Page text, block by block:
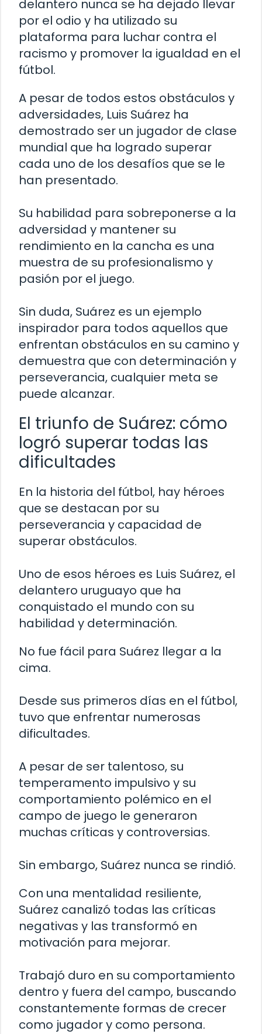
delantero nunca se ha dejado llevar
por el odio y ha utilizado su
plataforma para luchar contra el
racismo y promover la igualdad en el
fútbol.
A pesar de todos estos obstáculos y
adversidades, Luis Suárez ha
demostrado ser un jugador de clase
mundial que ha logrado superar
cada uno de los desafíos que se le
han presentado.
Su habilidad para sobreponerse a la
adversidad y mantener su
rendimiento en la cancha es una
muestra de su profesionalismo y
pasión por el juego.
Sin duda, Suárez es un ejemplo
inspirador para todos aquellos que
enfrentan obstáculos en su camino y
demuestra que con determinación y
perseverancia, cualquier meta se
puede alcanzar.
El triunfo de Suárez: cómo
logró superar todas las
dificultades
En la historia del fútbol, hay héroes
que se destacan por su
perseverancia y capacidad de
superar obstáculos.
Uno de esos héroes es Luis Suárez, el
delantero uruguayo que ha
conquistado el mundo con su
habilidad y determinación.
No fue fácil para Suárez llegar a la
cima.
Desde sus primeros días en el fútbol,
tuvo que enfrentar numerosas
dificultades.
A pesar de ser talentoso, su
temperamento impulsivo y su
comportamiento polémico en el
campo de juego le generaron
muchas críticas y controversias.
Sin embargo, Suárez nunca se rindió.
Con una mentalidad resiliente,
Suárez canalizó todas las críticas
negativas y las transformó en
motivación para mejorar.
Trabajó duro en su comportamiento
dentro y fuera del campo, buscando
constantemente formas de crecer
como jugador y como persona.